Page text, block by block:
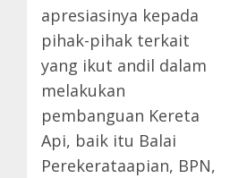
apresiasinya kepada
pihak-pihak terkait
yang ikut andil dalam
melakukan
pembanguan Kereta
Api, baik itu Balai
Perekerataapian, BPN,